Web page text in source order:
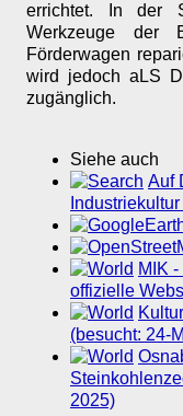
errichtet. In der
Werkzeuge der
Förderwagen
wird jedoch aLS
zugänglich.
Siehe auch
Auf
MIK
offizielle
(besucht: 24-
2025)